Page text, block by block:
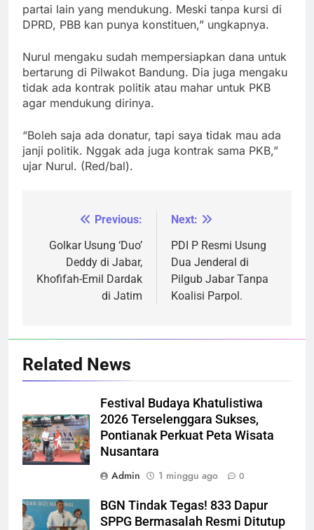
partai lain yang mendukung. Meski tanpa kursi di
DPRD, PBB kan punya konstituen,” ungkapnya.
Nurul mengaku sudah mempersiapkan dana untuk
bertarung di Pilwakot Bandung. Dia juga mengaku
tidak ada kontrak politik atau mahar untuk PKB
agar mendukung dirinya.
“Boleh saja ada donatur, tapi saya tidak mau ada
janji politik. Nggak ada juga kontrak sama PKB,”
ujar Nurul. (Red/bal).
Navigasi
pos
Previous:
Golkar Usung ‘Duo’
Deddy di Jabar,
Khofifah-Emil Dardak
di Jatim
Next:
PDI P Resmi Usung
Dua Jenderal di
Pilgub Jabar Tanpa
Koalisi Parpol.
Related News
Festival Budaya Khatulistiwa
2026 Terselenggara Sukses,
Pontianak Perkuat Peta Wisata
Nusantara
Admin
1 minggu ago 0
BGN Tindak Tegas! 833 Dapur
SPPG Bermasalah Resmi Ditutup